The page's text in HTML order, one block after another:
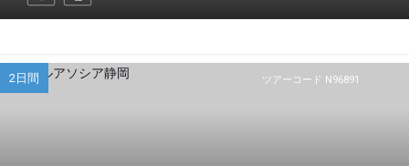
ツアーコード N96891
2日間